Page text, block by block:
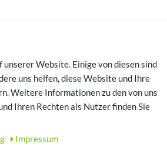
für zuhause
Website. Einige von diesen sind
uns helfen, diese Website und Ihre
Weitere Informationen zu den von uns
Ihren Rechten als Nutzer finden Sie
Impressum